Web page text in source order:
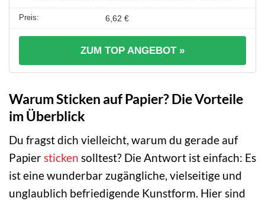
6,62 €
ZUM TOP ANGEBOT »
Warum Sticken auf Papier? Die Vorteile
im Überblick
Du fragst dich vielleicht, warum du gerade auf
Papiersticken solltest? Die Antwort ist einfach: Es
ist eine wunderbar zugängliche, vielseitige und
unglaublich befriedigende Kunstform. Hier sind